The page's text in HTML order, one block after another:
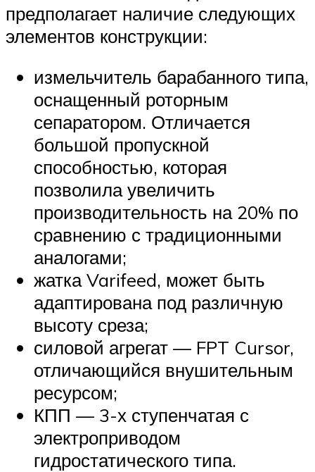
предполагает наличие следующих
элементов конструкции:
измельчитель барабанного типа,
оснащенный роторным
сепаратором. Отличается
большой пропускной
способностью, которая
позволила увеличить
производительность на 20% по
сравнению с традиционными
аналогами;
жатка Varifeed, может быть
адаптирована под различную
высоту среза;
силовой агрегат — FPT Cursor,
отличающийся внушительным
ресурсом;
КПП — 3-х ступенчатая с
электроприводом
гидростатического типа.